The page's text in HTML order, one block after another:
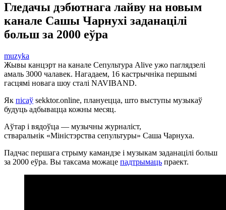
Гледачы дэбютнага лайву на новым
канале Сашы Чарнухі заданацілі
больш за 2000 еўра
muzyka
Жывы канцэрт на канале Сепультура Alive ужо паглядзелі
амаль 3000 чалавек. Нагадаем, 16 кастрычніка першымі
гасцямі новага шоу сталі NAVIBAND.
Як пісаў sekktor.online, плануецца, што выступы музыкаў
будуць адбывацца кожны месяц.
Аўтар і вядоўца — музычны журналіст,
стваральнік «Міністэрства сепультуры» Саша Чарнуха.
Падчас першага стрыму камандзе і музыкам заданацілі больш
за 2000 еўра. Вы таксама можаце падтрымаць праект.